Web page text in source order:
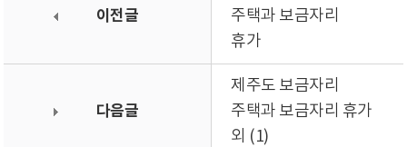
이전글
주택과 보금자리
휴가
다음글
제주도 보금자리
주택과 보금자리 휴가
외 (1)